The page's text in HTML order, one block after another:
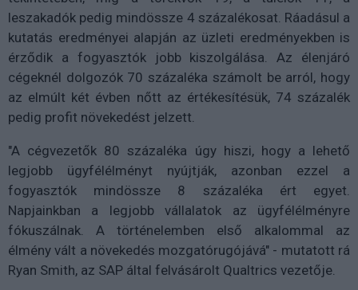
leszakadók pedig mindössze 4 százalékosat. Ráadásul a
kutatás eredményei alapján az üzleti eredményekben is
érződik a fogyasztók jobb kiszolgálása. Az élenjáró
cégeknél dolgozók 70 százaléka számolt be arról, hogy
az elmúlt két évben nőtt az értékesítésük, 74 százalék
pedig profit növekedést jelzett.
"A cégvezetők 80 százaléka úgy hiszi, hogy a lehető
legjobb ügyfélélményt nyújtják, azonban ezzel a
fogyasztók mindössze 8 százaléka ért egyet.
Napjainkban a legjobb vállalatok az ügyfélélményre
fókuszálnak. A történelemben első alkalommal az
élmény vált a növekedés mozgatórugójává" - mutatott rá
Ryan Smith, az SAP által felvásárolt Qualtrics vezetője.